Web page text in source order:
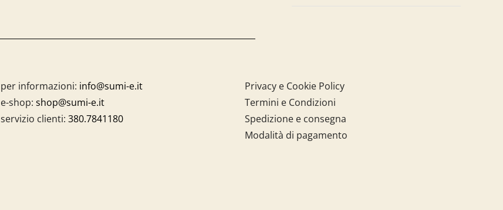
per informazioni: info@sumi-e.it
e-shop: shop@sumi-e.it
servizio clienti: 380.7841180
Privacy e Cookie Policy
Termini e Condizioni
Spedizione e consegna
Modalità di pagamento